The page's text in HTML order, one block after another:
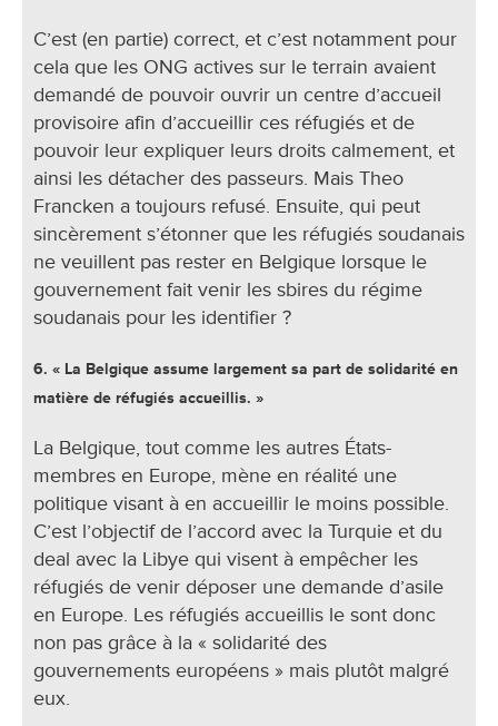
C’est (en partie) correct, et c’est notamment pour
cela que les ONG actives sur le terrain avaient
demandé de pouvoir ouvrir un centre d’accueil
provisoire afin d’accueillir ces réfugiés et de
pouvoir leur expliquer leurs droits calmement, et
ainsi les détacher des passeurs. Mais Theo
Francken a toujours refusé. Ensuite, qui peut
sincèrement s’étonner que les réfugiés soudanais
ne veuillent pas rester en Belgique lorsque le
gouvernement fait venir les sbires du régime
soudanais pour les identifier ?
6. « La Belgique assume largement sa part de solidarité en
matière de réfugiés accueillis. »
La Belgique, tout comme les autres États-
membres en Europe, mène en réalité une
politique visant à en accueillir le moins possible.
C’est l’objectif de l’accord avec la Turquie et du
deal avec la Libye qui visent à empêcher les
réfugiés de venir déposer une demande d’asile
en Europe. Les réfugiés accueillis le sont donc
non pas grâce à la « solidarité des
gouvernements européens » mais plutôt malgré
eux.